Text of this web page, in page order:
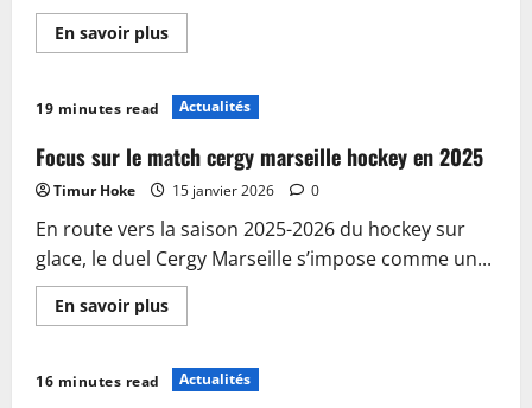
En savoir plusEn
savoir
Quelle
chaussure
pour
le
hockey
sur
en
?
19 minutes read Actualités
Focus sur le match cergy marseille hockey en 2025
Timur Hoke 15 janvier 2026 0
En route vers la saison 2025-2026 du hockey sur
glace, le duel Cergy Marseille s’impose comme un...
En savoir plusEn
savoir
Focus
sur
16 minutes read Actualités